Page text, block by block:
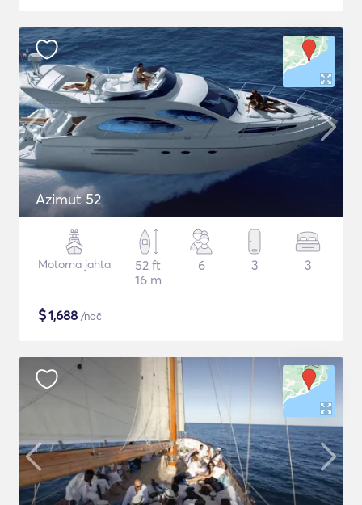
Azimut 52
Motorna jahta
52 ft
16 m
6 3 3
$1,688 /noč